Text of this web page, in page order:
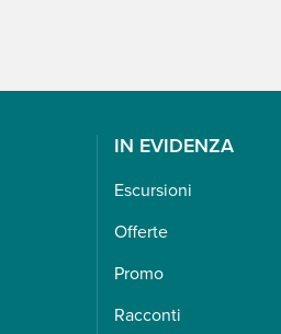
IN EVIDENZA
Escursioni
Offerte
Promo
Racconti